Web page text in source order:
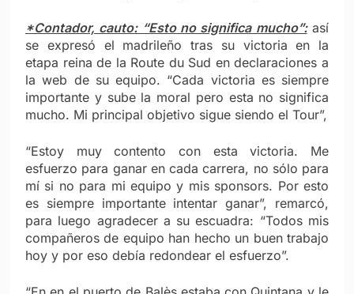
*Contador, cauto: “Esto no significa mucho”:así
se expresó el madrileño tras su victoria en la
etapa reina de la Route du Sud en declaraciones a
la web de su equipo. “Cada victoria es siempre
importante y sube la moral pero esta no significa
mucho. Mi principal objetivo sigue siendo el Tour”,
“Estoy muy contento con esta victoria. Me
esfuerzo para ganar en cada carrera, no sólo para
mí si no para mi equipo y mis sponsors. Por esto
es siempre importante intentar ganar”, remarcó,
para luego agradecer a su escuadra: “Todos mis
compañeros de equipo han hecho un buen trabajo
hoy y por eso debía redondear el esfuerzo”.